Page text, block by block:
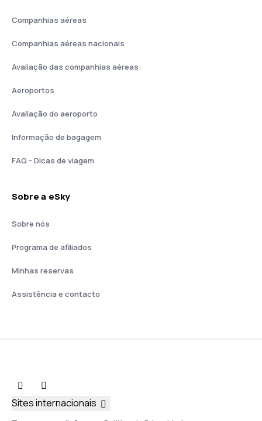
Companhias aéreas
Companhias aéreas nacionais
Avaliação das companhias aéreas
Aeroportos
Avaliação do aeroporto
Informação de bagagem
FAQ - Dicas de viagem
Sobre a eSky
Sobre nós
Programa de afiliados
Minhas reservas
Assistência e contacto
Sites internacionais